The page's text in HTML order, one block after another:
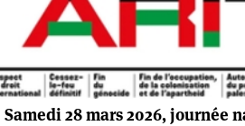
Samedi 28 mars 2026, journée